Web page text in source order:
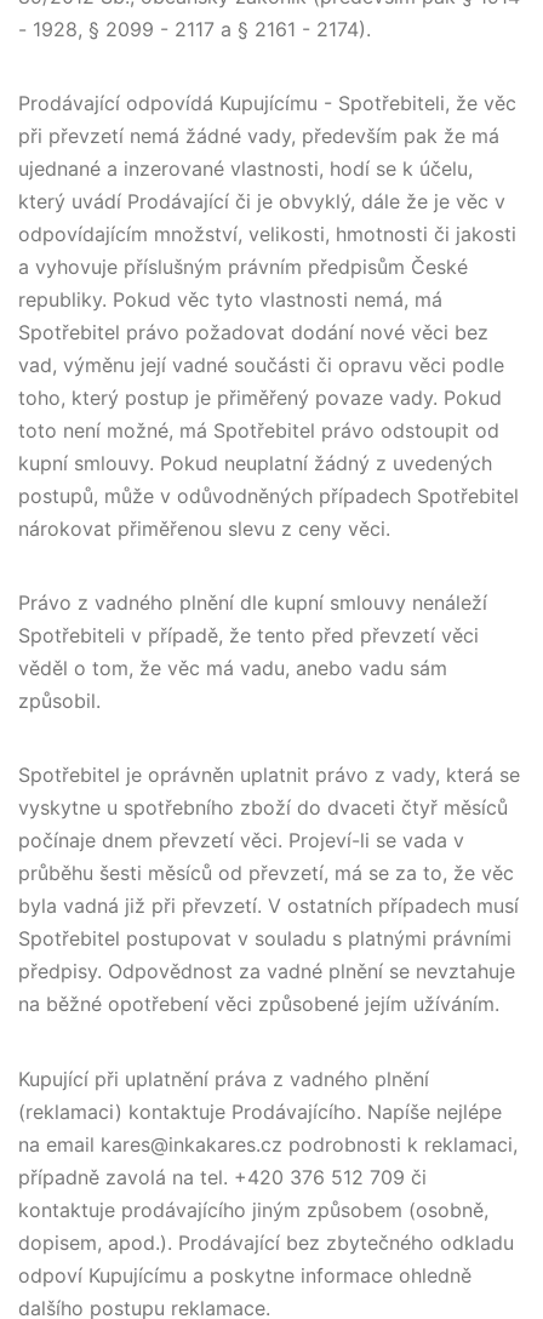
- 1928, § 2099 - 2117 a § 2161 - 2174).
Prodávající odpovídá Kupujícímu - Spotřebiteli, že věc
při převzetí nemá žádné vady, především pak že má
ujednané a inzerované vlastnosti, hodí se k účelu,
který uvádí Prodávající či je obvyklý, dále že je věc v
odpovídajícím množství, velikosti, hmotnosti či jakosti
a vyhovuje příslušným právním předpisům České
republiky. Pokud věc tyto vlastnosti nemá, má
Spotřebitel právo požadovat dodání nové věci bez
vad, výměnu její vadné součásti či opravu věci podle
toho, který postup je přiměřený povaze vady. Pokud
toto není možné, má Spotřebitel právo odstoupit od
kupní smlouvy. Pokud neuplatní žádný z uvedených
postupů, může v odůvodněných případech Spotřebitel
nárokovat přiměřenou slevu z ceny věci.
Právo z vadného plnění dle kupní smlouvy nenáleží
Spotřebiteli v případě, že tento před převzetí věci
věděl o tom, že věc má vadu, anebo vadu sám
způsobil.
Spotřebitel je oprávněn uplatnit právo z vady, která se
vyskytne u spotřebního zboží do dvaceti čtyř měsíců
počínaje dnem převzetí věci. Projeví-li se vada v
průběhu šesti měsíců od převzetí, má se za to, že věc
byla vadná již při převzetí. V ostatních případech musí
Spotřebitel postupovat v souladu s platnými právními
předpisy. Odpovědnost za vadné plnění se nevztahuje
na běžné opotřebení věci způsobené jejím užíváním.
Kupující při uplatnění práva z vadného plnění
(reklamaci) kontaktuje Prodávajícího. Napíše nejlépe
na email kares@inkakares.cz podrobnosti k reklamaci,
případně zavolá na tel. +420 376 512 709 či
kontaktuje prodávajícího jiným způsobem (osobně,
dopisem, apod.). Prodávající bez zbytečného odkladu
odpoví Kupujícímu a poskytne informace ohledně
dalšího postupu reklamace.